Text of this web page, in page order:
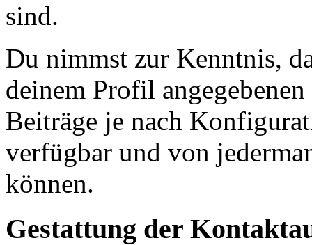
sind.
Du nimmst zur Kenntnis,
deinem Profil
Beiträge je nach
verfügbar und von
können.
Gestattung der